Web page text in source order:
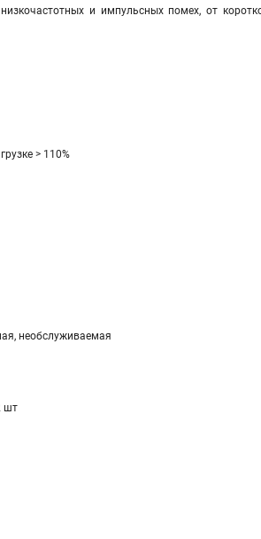
и импульсных помех, от
> 110%
необслуживаемая
шт